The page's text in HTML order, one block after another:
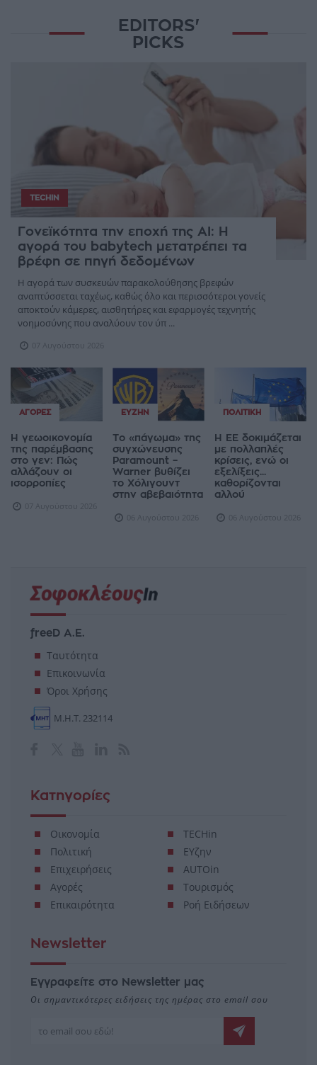
EDITORS'
PICKS
TECHIN
Γονεϊκότητα την εποχή της AI: Η
αγορά του babytech μετατρέπει τα
βρέφη σε πηγή δεδομένων
Η αγορά των συσκευών παρακολούθησης βρεφών
αναπτύσσεται ταχέως, καθώς όλο και περισσότεροι γονείς
αποκτούν κάμερες, αισθητήρες και εφαρμογές τεχνητής
νοημοσύνης που αναλύουν τον ύπ ...
07 Αυγούστου 2026
ΑΓΟΡΈΣ
Η γεωοικονομία
της παρέμβασης
στο γεν: Πώς
αλλάζουν οι
ισορροπίες
07 Αυγούστου 2026
ΕΥΖΗΝ
Το «πάγωμα» της
συγχώνευσης
Paramount –
Warner βυθίζει
το Χόλιγουντ
στην αβεβαιότητα
06 Αυγούστου 2026
ΠΟΛΙΤΙΚΉ
Η ΕΕ δοκιμάζεται
με πολλαπλές
κρίσεις, ενώ οι
εξελίξεις...
καθορίζονται
αλλού
06 Αυγούστου 2026
freeD Α.Ε.
Ταυτότητα
Επικοινωνία
Όροι Χρήσης
Μ.Η.Τ. 232114
Κατηγορίες
Οικονομία
Πολιτική
Επιχειρήσεις
Αγορές
Επικαιρότητα
TECHin
ΕΥζην
AUTOin
Τουρισμός
Ροή Ειδήσεων
Newsletter
Εγγραφείτε στο Newsletter μας
Οι σημαντικότερες ειδήσεις της ημέρας στο email σου